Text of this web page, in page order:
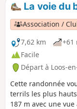
La voie du
Association /
7,62 km
+61
Facile
Départ à Loos-
Cette randonnée
terrils les plus
187 m avec une